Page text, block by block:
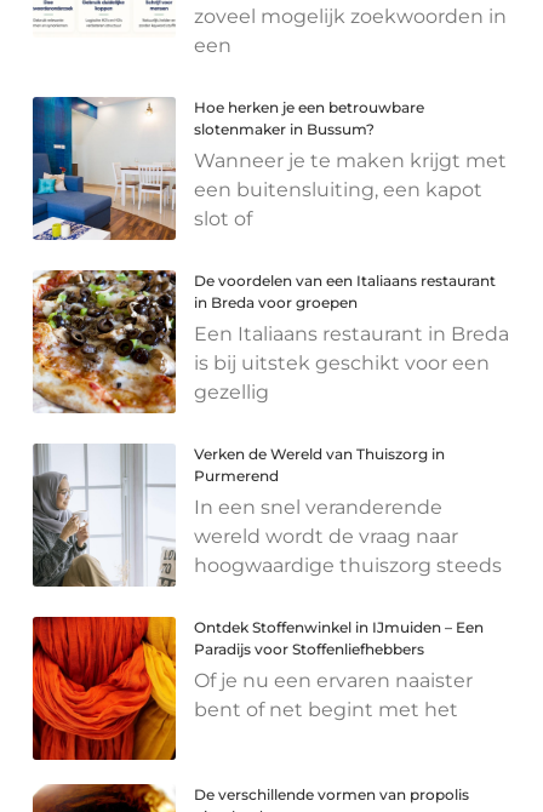
zoveel mogelijk zoekwoorden in
een
Hoe herken je een betrouwbare
slotenmaker in Bussum?
Wanneer je te maken krijgt met
een buitensluiting, een kapot
slot of
De voordelen van een Italiaans restaurant
in Breda voor groepen
Een Italiaans restaurant in Breda
is bij uitstek geschikt voor een
gezellig
Verken de Wereld van Thuiszorg in
Purmerend
In een snel veranderende
wereld wordt de vraag naar
hoogwaardige thuiszorg steeds
Ontdek Stoffenwinkel in IJmuiden – Een
Paradijs voor Stoffenliefhebbers
Of je nu een ervaren naaister
bent of net begint met het
De verschillende vormen van propolis